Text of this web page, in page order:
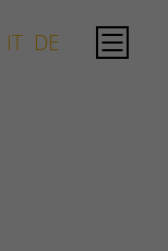
IT DE